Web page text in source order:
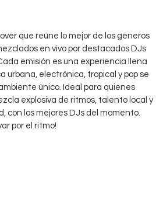
que reúne lo mejor de los géneros
en vivo por destacados DJs
emisión es una experiencia llena
urbana, electrónica, tropical y pop se
único. Ideal para quienes
explosiva de ritmos, talento local y
los mejores DJs del momento.
por el ritmo!